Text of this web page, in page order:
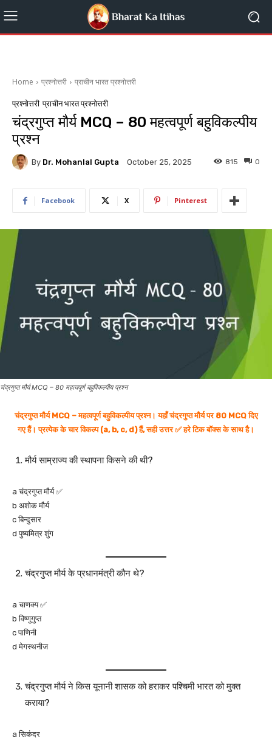
Home प्रश्नोत्तरी प्राचीन भारत प्रश्नोत्तरी
प्रश्नोत्तरी प्राचीन भारत प्रश्नोत्तरी
चंद्रगुप्त मौर्य MCQ – 80 महत्वपूर्ण बहुविकल्पीय
प्रश्न
By Dr. Mohanlal Gupta October 25, 2025 0
815
Facebook X Pinterest
चंद्रगुप्त मौर्य MCQ – 80 महत्वपूर्ण बहुविकल्पीय प्रश्न
चंद्रगुप्त मौर्य MCQ – महत्वपूर्ण बहुविकल्पीय प्रश्न। यहाँ चंद्रगुप्त मौर्य पर 80 MCQ दिए
गए हैं। प्रत्येक के चार विकल्प (a, b, c, d) हैं, सही उत्तर ✅ हरे टिक बॉक्स के साथ है।
मौर्य साम्राज्य की स्थापना किसने की थी?
a चंद्रगुप्त मौर्य ✅
b अशोक मौर्य
c बिन्दुसार
d पुष्यमित्र शुंग
चंद्रगुप्त मौर्य के प्रधानमंत्री कौन थे?
a चाणक्य ✅
b विष्णुगुप्त
c पाणिनी
d मेगस्थनीज
चंद्रगुप्त मौर्य ने किस यूनानी शासक को हराकर पश्चिमी भारत को मुक्त
कराया?
a सिकंदर